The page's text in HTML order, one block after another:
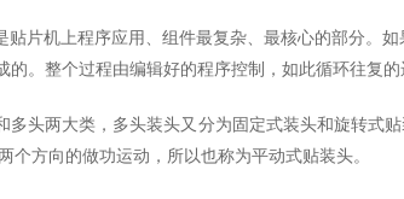
贴片机上程序应用、组件最复杂、最核心的部分。
的。整个过程由编辑好的程序控制，如此循环往复
多头两大类，多头装头又分为固定式装头和旋转式
个方向的做功运动，所以也称为平动式贴装头。